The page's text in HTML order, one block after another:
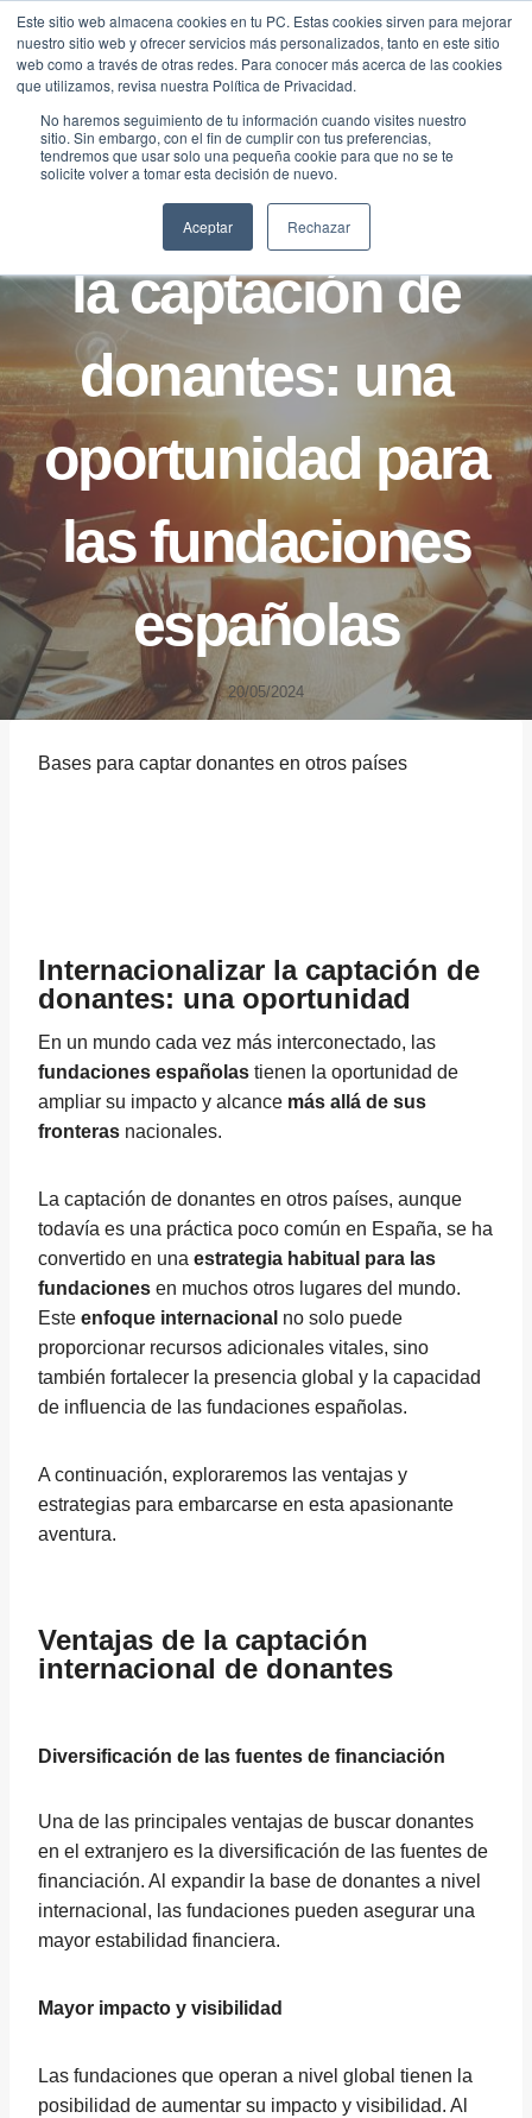
Este sitio web almacena cookies en tu PC. Estas cookies sirven para mejorar
nuestro sitio web y ofrecer servicios más personalizados, tanto en este sitio
web como a través de otras redes. Para conocer más acerca de las cookies
que utilizamos, revisa nuestra Política de Privacidad.
No haremos seguimiento de tu información cuando visites nuestro
sitio. Sin embargo, con el fin de cumplir con tus preferencias,
tendremos que usar solo una pequeña cookie para que no se te
solicite volver a tomar esta decisión de nuevo.
Aceptar Rechazar
Saltar
contenido
BLOG FILANTROPÍA
Internacionalizar
la captación de
donantes: una
oportunidad para
las fundaciones
españolas
20/05/2024
Bases para captar donantes en otros países
Internacionalizar la captación de
donantes: una oportunidad
En un mundo cada vez más interconectado, las
fundaciones españolas tienen la oportunidad de
ampliar su impacto y alcance más allá de sus
fronteras nacionales.
La captación de donantes en otros países, aunque
todavía es una práctica poco común en España, se ha
convertido en una estrategia habitual para las
fundaciones en muchos otros lugares del mundo.
Este enfoque internacional no solo puede
proporcionar recursos adicionales vitales, sino
también fortalecer la presencia global y la capacidad
de influencia de las fundaciones españolas.
A continuación, exploraremos las ventajas y
estrategias para embarcarse en esta apasionante
aventura.
Ventajas de la captación
internacional de donantes
Diversificación de las fuentes de financiación
Una de las principales ventajas de buscar donantes
en el extranjero es la diversificación de las fuentes de
financiación. Al expandir la base de donantes a nivel
internacional, las fundaciones pueden asegurar una
mayor estabilidad financiera.
Mayor impacto y visibilidad
Las fundaciones que operan a nivel global tienen la
posibilidad de aumentar su impacto y visibilidad. Al
Traducir »